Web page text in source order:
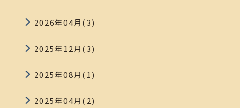
2026年04月(3)
2025年12月(3)
2025年08月(1)
2025年04月(2)